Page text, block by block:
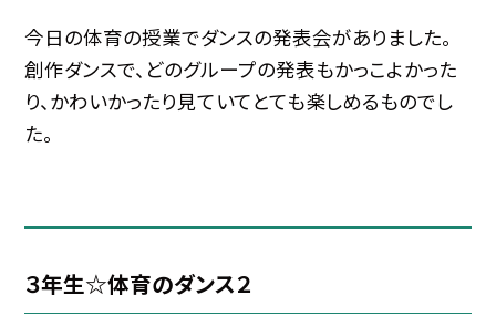
今日の体育の授業でダンスの発表会がありました。
創作ダンスで、どのグループの発表もかっこよかった
り、かわいかったり見ていてとても楽しめるものでし
た。
３年生☆体育のダンス２